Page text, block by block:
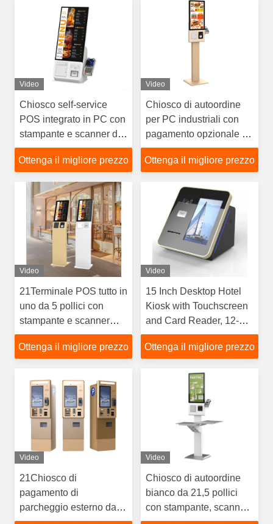
Video
Chiosco self-service
POS integrato in PC con
stampante e scanner di
codice QR
Ottenga il migliore prezzo
Video
Chiosco di autoordine
per PC industriali con
pagamento opzionale e
lettore NFC
Ottenga il migliore prezzo
Video
21Terminale POS tutto in
uno da 5 pollici con
stampante e scanner
touch
Ottenga il migliore prezzo
Video
15 Inch Desktop Hotel
Kiosk with Touchscreen
and Card Reader, 12-
Month Warranty
Ottenga il migliore prezzo
Video
21Chiosco di
pagamento di
parcheggio esterno da
0,5 pollici con codice QR
Video
Chiosco di autoordine
bianco da 21,5 pollici
con stampante, scanner
QR e touch screen per